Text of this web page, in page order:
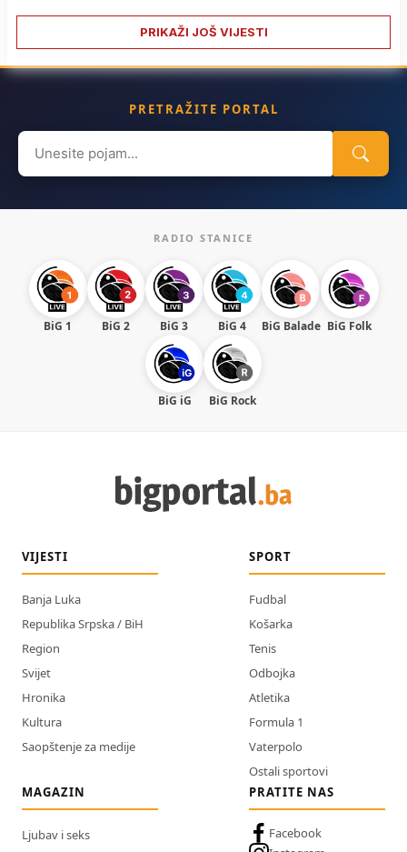
PRIKAŽI JOŠ VIJESTI
PRETRAŽITE PORTAL
Search
for:
RADIO STANICE
BiG 1 BiG 2 BiG 3 BiG 4 BiG Balade BiG Folk
BiG iG BiG Rock
VIJESTI
Banja Luka
Republika Srpska / BiH
Region
Svijet
Hronika
Kultura
Saopštenje za medije
SPORT
Fudbal
Košarka
Tenis
Odbojka
Atletika
Formula 1
Vaterpolo
Ostali sportovi
MAGAZIN
Ljubav i seks
PRATITE NAS
Facebook